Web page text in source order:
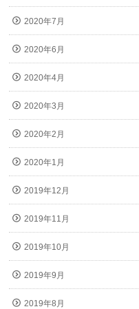
2020年7月
2020年6月
2020年4月
2020年3月
2020年2月
2020年1月
2019年12月
2019年11月
2019年10月
2019年9月
2019年8月